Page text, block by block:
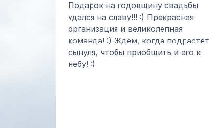
Подарок на годовщину свадьбы
удался на славу!!! :) Прекрасная
организация и великолепная
команда! :) Ждём, когда подрастёт
сынуля, чтобы приобщить и его к
небу! :)